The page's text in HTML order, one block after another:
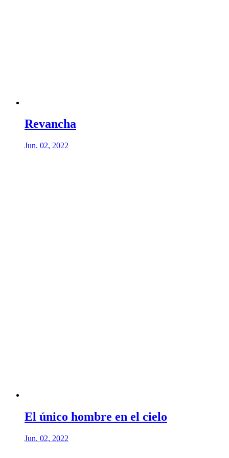
Revancha
Jun. 02, 2022
El único hombre en el cielo
Jun. 02, 2022